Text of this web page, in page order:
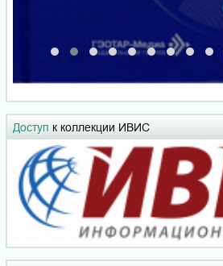
Доступ к коллекции ИВИС